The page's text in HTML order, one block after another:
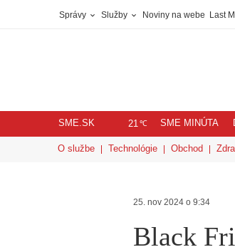
Správy Služby Noviny na webe Last
SME.SK 21℃ SME MINÚTA
O službe Technológie Obchod
25. nov 2024 o 9:34
Black